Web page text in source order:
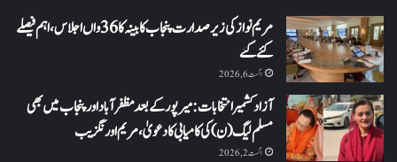
مریم نواز کی زیر صدارت پنجاب کابینہ کا 36واں اجلاس،اہم فیصلے
کئے گئے
اگست 6, 2026
آزاد کشمیر انتخابات: میرپور کے بعد مظفرآباد اور پنجاب میں بھی
مسلم لیگ (ن) کی کامیابی کا دعویٰ، مریم اورنگزیب
اگست 2, 2026